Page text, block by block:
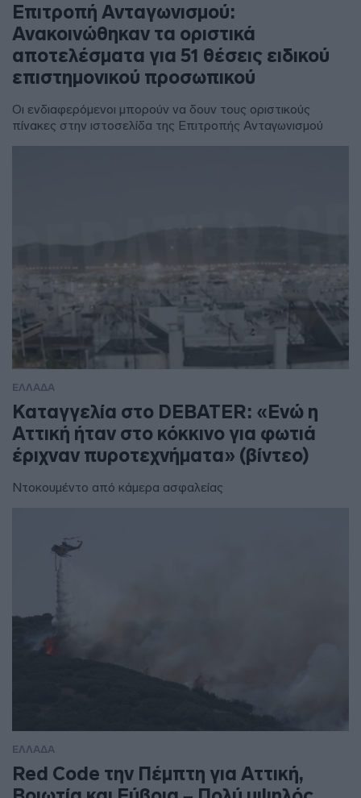
Επιτροπή Ανταγωνισμού:
Ανακοινώθηκαν τα οριστικά
αποτελέσματα για 51 θέσεις ειδικού
επιστημονικού προσωπικού
Οι ενδιαφερόμενοι μπορούν να δουν τους οριστικούς
πίνακες στην ιστοσελίδα της Επιτροπής Ανταγωνισμού
ΕΛΛΑΔΑ
Καταγγελία στο DEBATER: «Ενώ η
Αττική ήταν στο κόκκινο για φωτιά
έριχναν πυροτεχνήματα» (βίντεο)
Ντοκουμέντο από κάμερα ασφαλείας
ΕΛΛΑΔΑ
Red Code την Πέμπτη για Αττική,